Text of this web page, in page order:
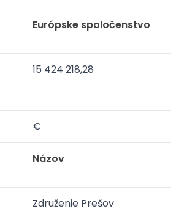
Európske spoločenstvo
15 424 218,28
€
Názov
Združenie Prešov